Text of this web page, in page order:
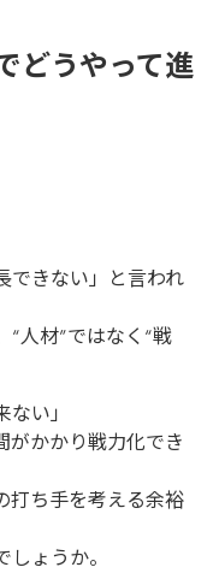
どうやって進
できない」と言われ
“人材”ではなく“戦
い」
がかかり戦力化でき
打ち手を考える余裕
ょうか。